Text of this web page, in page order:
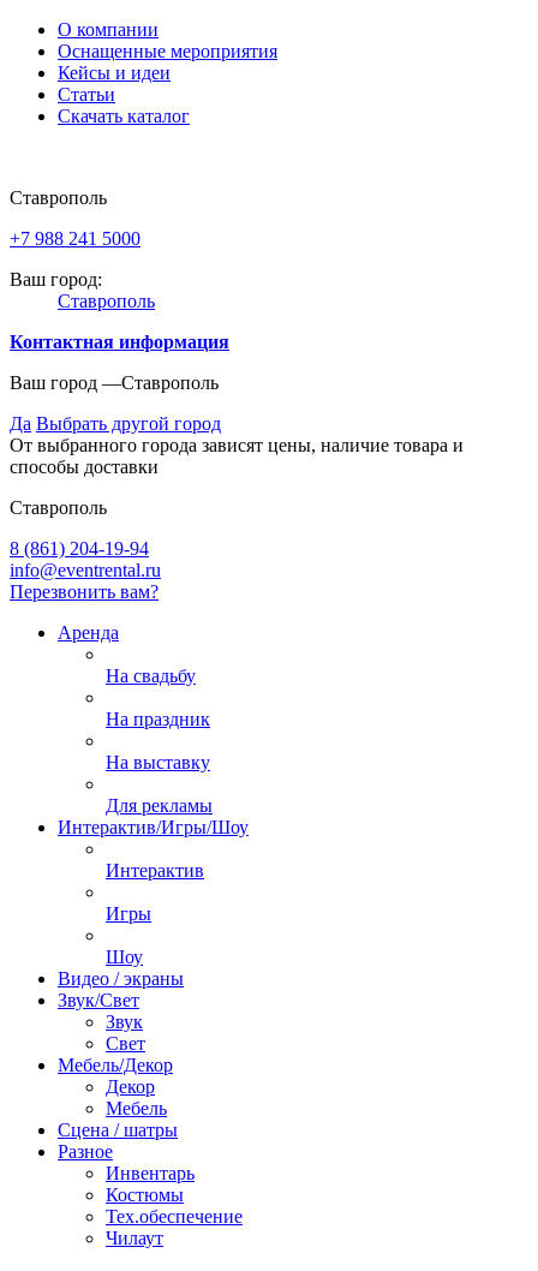
О компании
Оснащенные мероприятия
Кейсы и идеи
Статьи
Скачать каталог
Ставрополь
+7 988 241 5000
Ваш город:
Ставрополь
Контактная информация
Ваш город —Ставрополь
Да Выбрать другой город
От выбранного города зависят цены, наличие товара и
способы доставки
Ставрополь
8 (861) 204-19-94
info@eventrental.ru
Перезвонить вам?
Аренда
На свадьбу
На праздник
На выставку
Для рекламы
Интерактив/Игры/Шоу
Интерактив
Игры
Шоу
Видео / экраны
Звук/Свет
Звук
Свет
Мебель/Декор
Декор
Мебель
Сцена / шатры
Разное
Инвентарь
Костюмы
Тех.обеспечение
Чилаут